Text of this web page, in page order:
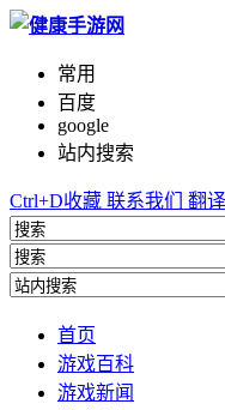
常用
百度
google
站内搜索
Ctrl+D收藏 联系我们 翻
首页
游戏百科
游戏新闻